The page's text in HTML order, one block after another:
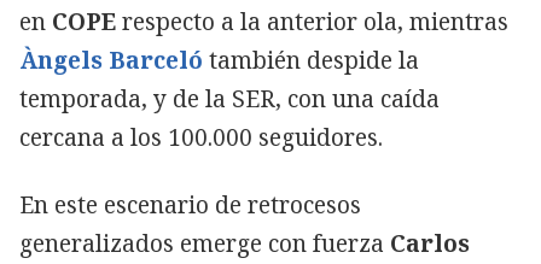
en COPErespecto a la anterior ola, mientras
Àngels Barceló también despide la
temporada, y de la SER, con una caída
cercana a los 100.000 seguidores.
En este escenario de retrocesos
generalizados emerge con fuerza Carlos